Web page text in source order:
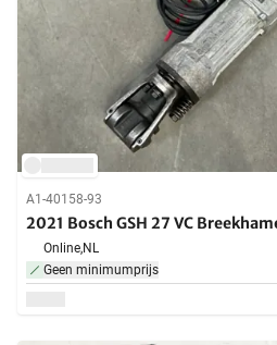
A1-40158-93
2021 Bosch GSH 27 VC
Online,NL
Geen minimumprijs